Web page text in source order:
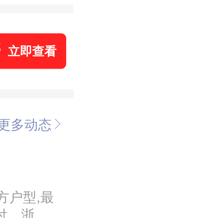
立即查看
多动态
户型,最
。浙旅